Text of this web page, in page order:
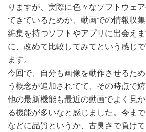
りますが、実際に色々なソフトウェ
てきているためか、動画での情報収
編集を持つソフトやアプリに出会え
に、改めて比較してみてという感じ
ます。
今回で、自分も画像を動作させるた
う概念が追加されてて、その時点で嬉
他の最新機能も最近の動画でよく見
る機能が多いなと感じました。今ま
などに品質というか、古臭さで負け